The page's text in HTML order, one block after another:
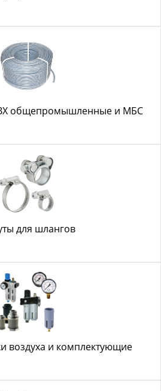
общепромышленные и МБС
для шлангов
воздуха и комплектующие